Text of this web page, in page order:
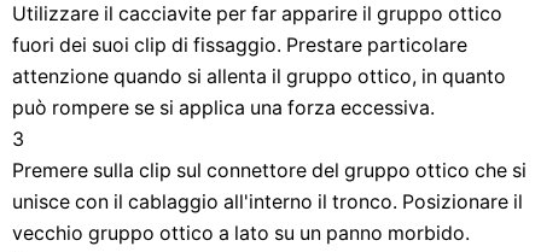
Utilizzare il cacciavite per far apparire il gruppo ottico
fuori dei suoi clip di fissaggio. Prestare particolare
attenzione quando si allenta il gruppo ottico, in quanto
può rompere se si applica una forza eccessiva.
3
Premere sulla clip sul connettore del gruppo ottico che si
unisce con il cablaggio all'interno il tronco. Posizionare il
vecchio gruppo ottico a lato su un panno morbido.